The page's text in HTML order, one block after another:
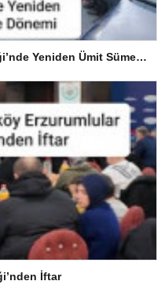
Arnavutköy Samsunlular Derneği’nde Yeniden Ümit Süme Dönemi
İftar